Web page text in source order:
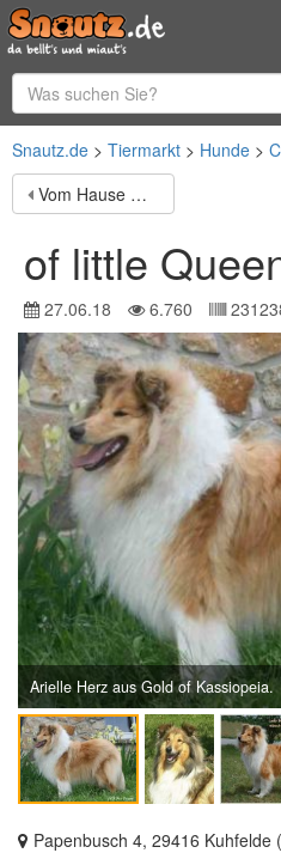
Snautz.de Tiermarkt Hunde
Vom Hause Reinhard
of little
27.06.18 6.760
Arielle Herz aus Gold of Kassiopeia.
Papenbusch 4, 29416 Kuhfelde